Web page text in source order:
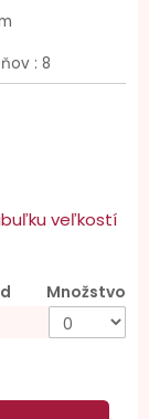
: 8
veľkostí
Množstvo